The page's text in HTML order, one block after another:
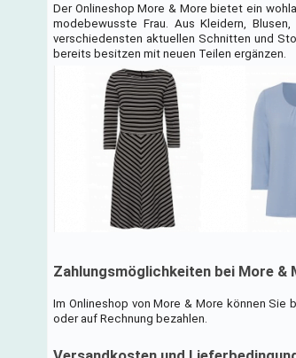
Der Onlineshop More & More bietet ein
modebewusste Frau. Aus Kleidern,
verschiedensten aktuellen Schnitten und
bereits besitzen mit neuen Teilen ergänzen.
Zahlungsmöglichkeiten bei More &
Im Onlineshop von More & More können Sie
oder auf Rechnung bezahlen.